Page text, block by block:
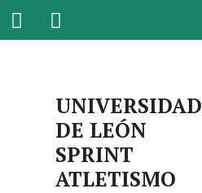
UNIVERSIDAD
DE LEÓN
SPRINT
ATLETISMO